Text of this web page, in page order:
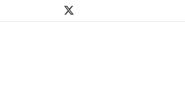
Instagram
Youtube
WhatsApp